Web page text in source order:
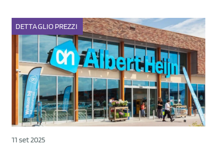
DETTAGLIO PREZZI
11 set 2025